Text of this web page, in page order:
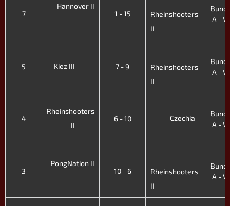
7
Hannover II
1 - 15
Rheinshooters
II
A -
5 Kiez III 7 - 9
Rheinshooters
II
A -
4
Rheinshooters
II
6 - 10 Czechia
A -
3
PongNation II
10 - 6
Rheinshooters
II
A -